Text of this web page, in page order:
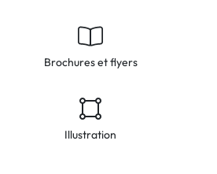
Brochures et flyers
Illustration